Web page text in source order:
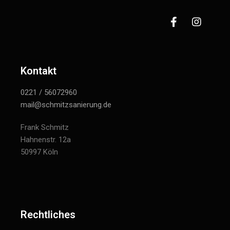
Kontakt
0221 / 56072960
mail@schmitzsanierung.de
Frank Schmitz
Hahnenstr. 12a
50997 Köln
Rechtliches